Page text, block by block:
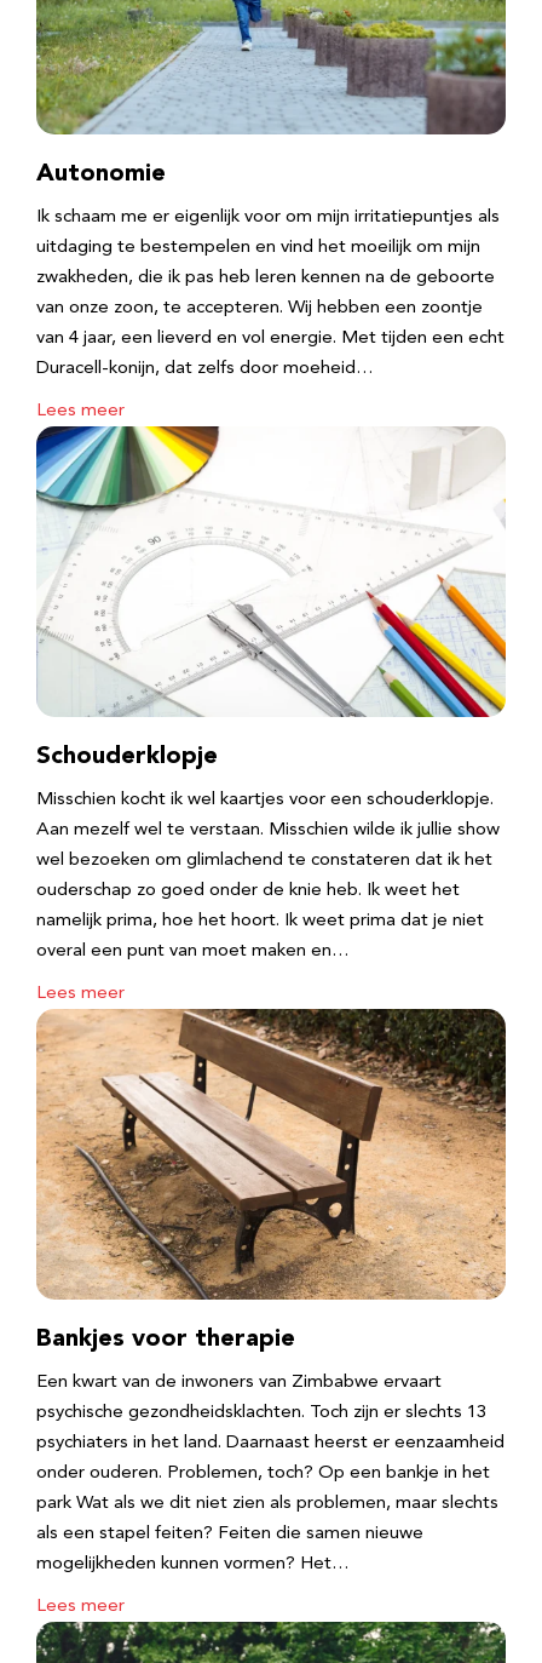
Autonomie
Ik schaam me er eigenlijk voor om mijn irritatiepuntjes als
uitdaging te bestempelen en vind het moeilijk om mijn
zwakheden, die ik pas heb leren kennen na de geboorte
van onze zoon, te accepteren. Wij hebben een zoontje
van 4 jaar, een lieverd en vol energie. Met tijden een echt
Duracell-konijn, dat zelfs door moeheid…
Lees meer
Schouderklopje
Misschien kocht ik wel kaartjes voor een schouderklopje.
Aan mezelf wel te verstaan. Misschien wilde ik jullie show
wel bezoeken om glimlachend te constateren dat ik het
ouderschap zo goed onder de knie heb. Ik weet het
namelijk prima, hoe het hoort. Ik weet prima dat je niet
overal een punt van moet maken en…
Lees meer
Bankjes voor therapie
Een kwart van de inwoners van Zimbabwe ervaart
psychische gezondheidsklachten. Toch zijn er slechts 13
psychiaters in het land. Daarnaast heerst er eenzaamheid
onder ouderen. Problemen, toch? Op een bankje in het
park Wat als we dit niet zien als problemen, maar slechts
als een stapel feiten? Feiten die samen nieuwe
mogelijkheden kunnen vormen? Het…
Lees meer